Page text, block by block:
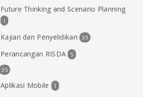
Future Thinking and Scenario Planning
1
Kajian dan Penyelidikan 33
Perancangan RISDA 5
35
Aplikasi Mobile 1